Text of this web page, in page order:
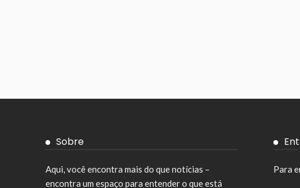
Sobre
Aqui, você encontra mais do que notícias –
encontra um espaço para entender o que está
Para